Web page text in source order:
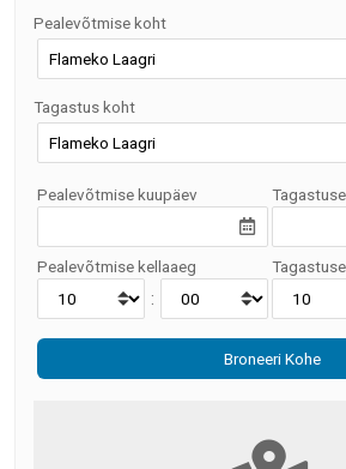
Pealevõtmise koht
Tagastus koht
Pealevõtmise kuupäev
Pealevõtmise kellaaeg
: